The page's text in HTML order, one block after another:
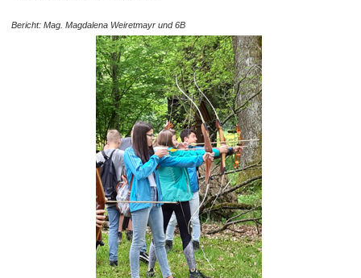
Bericht: Mag. Magdalena Weiretmayr und 6B